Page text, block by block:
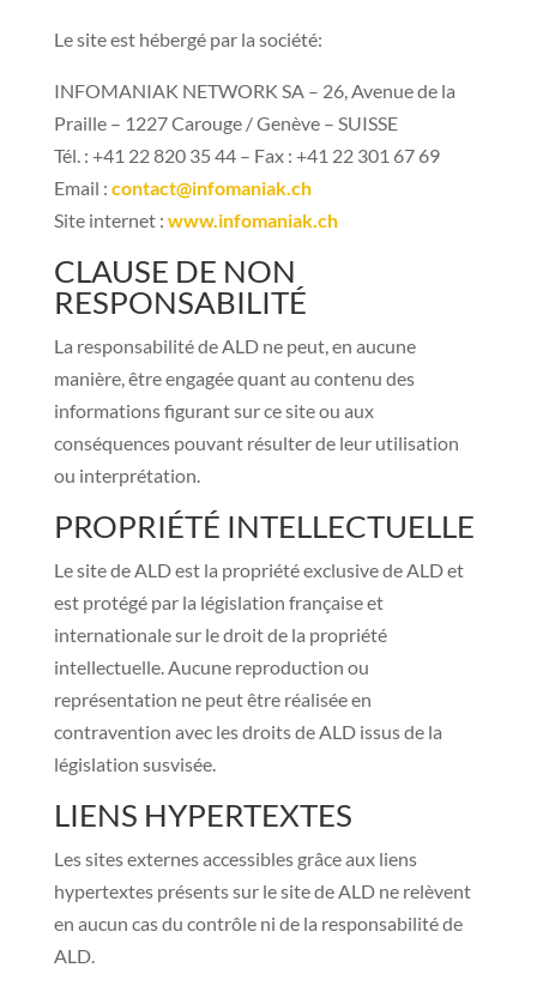
Le site est hébergé par la société:
INFOMANIAK NETWORK SA – 26, Avenue de la
Praille – 1227 Carouge / Genève – SUISSE
Tél. : +41 22 820 35 44 – Fax : +41 22 301 67 69
Email : contact@infomaniak.ch
Site internet : www.infomaniak.ch
CLAUSE DE NON
RESPONSABILITÉ
La responsabilité de ALD ne peut, en aucune
manière, être engagée quant au contenu des
informations figurant sur ce site ou aux
conséquences pouvant résulter de leur utilisation
ou interprétation.
PROPRIÉTÉ INTELLECTUELLE
Le site de ALD est la propriété exclusive de ALD et
est protégé par la législation française et
internationale sur le droit de la propriété
intellectuelle. Aucune reproduction ou
représentation ne peut être réalisée en
contravention avec les droits de ALD issus de la
législation susvisée.
LIENS HYPERTEXTES
Les sites externes accessibles grâce aux liens
hypertextes présents sur le site de ALD ne relèvent
en aucun cas du contrôle ni de la responsabilité de
ALD.